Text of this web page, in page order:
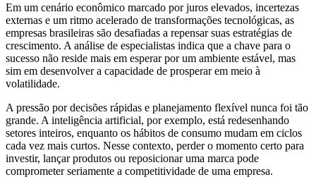
Em um cenário econômico marcado por juros elevados, incertezas
externas e um ritmo acelerado de transformações tecnológicas, as
empresas brasileiras são desafiadas a repensar suas estratégias de
crescimento. A análise de especialistas indica que a chave para o
sucesso não reside mais em esperar por um ambiente estável, mas
sim em desenvolver a capacidade de prosperar em meio à
volatilidade.
A pressão por decisões rápidas e planejamento flexível nunca foi tão
grande. A inteligência artificial, por exemplo, está redesenhando
setores inteiros, enquanto os hábitos de consumo mudam em ciclos
cada vez mais curtos. Nesse contexto, perder o momento certo para
investir, lançar produtos ou reposicionar uma marca pode
comprometer seriamente a competitividade de uma empresa.